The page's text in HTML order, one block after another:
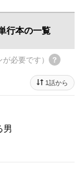
行本の一覧
必要です）
1話から
男